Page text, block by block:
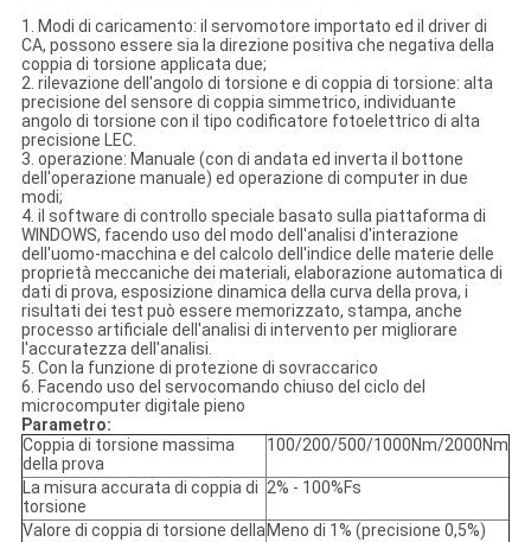
1. Modi di caricamento: il servomotore importato ed il driver di
CA, possono essere sia la direzione positiva che negativa della
coppia di torsione applicata due;
2. rilevazione dell'angolo di torsione e di coppia di torsione: alta
precisione del sensore di coppia simmetrico, individuante
angolo di torsione con il tipo codificatore fotoelettrico di alta
precisione LEC.
3. operazione: Manuale (con di andata ed inverta il bottone
dell'operazione manuale) ed operazione di computer in due
modi;
4. il software di controllo speciale basato sulla piattaforma di
WINDOWS, facendo uso del modo dell'analisi d'interazione
dell'uomo-macchina e del calcolo dell'indice delle materie delle
proprietà meccaniche dei materiali, elaborazione automatica di
dati di prova, esposizione dinamica della curva della prova, i
risultati dei test può essere memorizzato, stampa, anche
processo artificiale dell'analisi di intervento per migliorare
l'accuratezza dell'analisi.
5. Con la funzione di protezione di sovraccarico
6. Facendo uso del servocomando chiuso del ciclo del
microcomputer digitale pieno
Parametro:
Coppia di torsione massima
della prova
100/200/500/1000Nm/2000Nm
La misura accurata di coppia di
torsione
2% - 100%Fs
Valore di coppia di torsione dellaMeno di 1% (precisione 0,5%)